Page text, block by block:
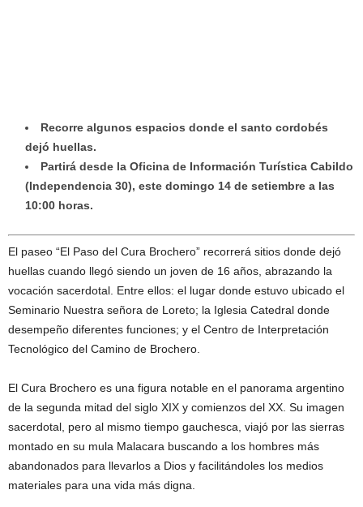
Recorre algunos espacios donde el santo cordobés
dejó huellas.
Partirá desde la Oficina de Información Turística Cabildo
(Independencia 30), este domingo 14 de setiembre a las
10:00 horas.
El paseo “El Paso del Cura Brochero” recorrerá sitios donde dejó
huellas cuando llegó siendo un joven de 16 años, abrazando la
vocación sacerdotal. Entre ellos: el lugar donde estuvo ubicado el
Seminario Nuestra señora de Loreto; la Iglesia Catedral donde
desempeño diferentes funciones; y el Centro de Interpretación
Tecnológico del Camino de Brochero.
El Cura Brochero es una figura notable en el panorama argentino
de la segunda mitad del siglo XIX y comienzos del XX. Su imagen
sacerdotal, pero al mismo tiempo gauchesca, viajó por las sierras
montado en su mula Malacara buscando a los hombres más
abandonados para llevarlos a Dios y facilitándoles los medios
materiales para una vida más digna.